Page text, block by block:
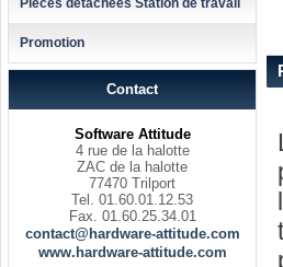
Pièces détachées Station de travail
Promotion
Contact
Software Attitude
4 rue de la halotte
ZAC de la halotte
77470 Trilport
Tel. 01.60.01.12.53
Fax. 01.60.25.34.01
contact@hardware-attitude.com
www.hardware-attitude.com